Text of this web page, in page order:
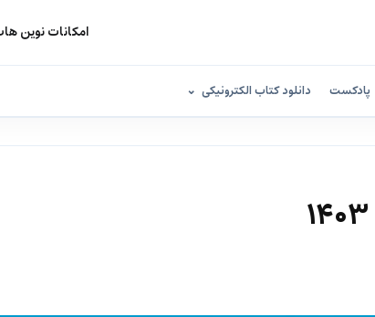
امکانات نوین
پادکست دانلود کتاب الکترونیکی